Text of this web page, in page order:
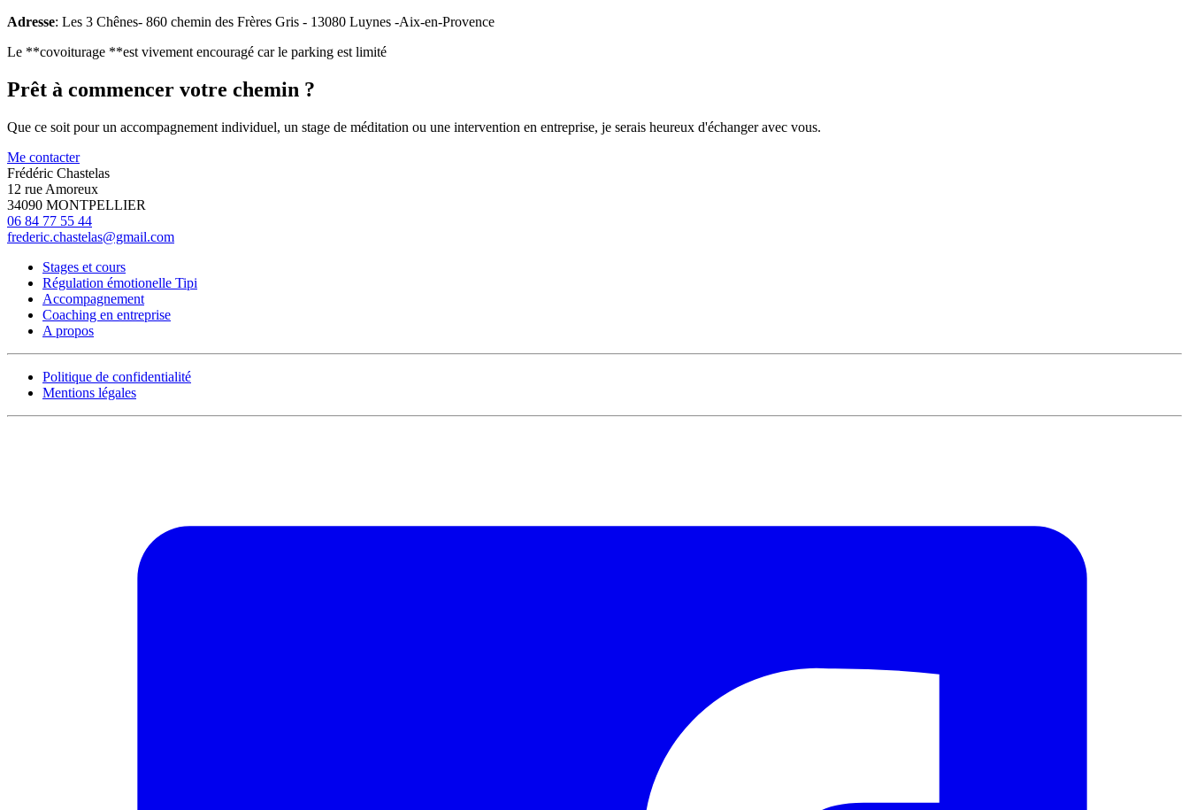
Adresse: Les 3 Chênes- 860 chemin des Frères Gris - 13080 Luynes -Aix-en-Provence
Le **covoiturage **est vivement encouragé car le parking est limité
Prêt à commencer votre chemin ?
Que ce soit pour un accompagnement individuel, un stage de méditation ou une intervention en entreprise, je serais heureux d'échanger avec vous.
Me contacter
Frédéric Chastelas
12 rue Amoreux
34090 MONTPELLIER
06 84 77 55 44
frederic.chastelas@gmail.com
Stages et cours
Régulation émotionelle Tipi
Accompagnement
Coaching en entreprise
A propos
Politique de confidentialité
Mentions légales